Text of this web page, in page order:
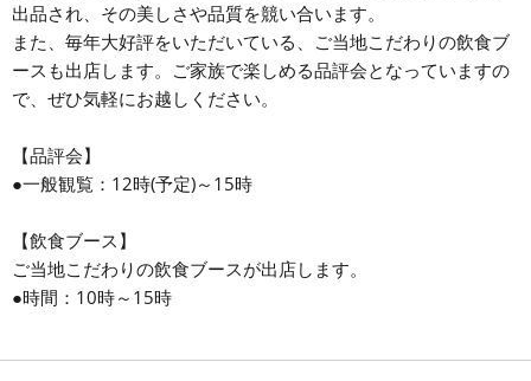
出品され、その美しさや品質を競い合います。
また、毎年大好評をいただいている、ご当地こだわりの飲食ブ
ースも出店します。ご家族で楽しめる品評会となっていますの
で、ぜひ気軽にお越しください。
【品評会】
●一般観覧：12時(予定)～15時
【飲食ブース】
ご当地こだわりの飲食ブースが出店します。
●時間：10時～15時